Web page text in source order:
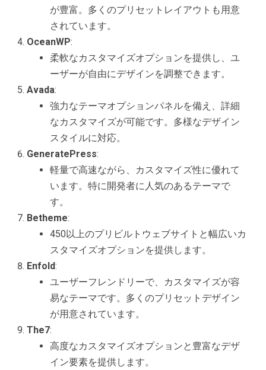
が豊富。多くのプリセットレイアウトも用意
されています。
OceanWP:
柔軟なカスタマイズオプションを提供し、ユ
ーザーが自由にデザインを調整できます。
Avada:
強力なテーマオプションパネルを備え、詳細
なカスタマイズが可能です。多様なデザイン
スタイルに対応。
GeneratePress:
軽量で高速ながら、カスタマイズ性に優れて
います。特に開発者に人気のあるテーマで
す。
Betheme:
450以上のプリビルトウェブサイトと幅広いカ
スタマイズオプションを提供します。
Enfold:
ユーザーフレンドリーで、カスタマイズが容
易なテーマです。多くのプリセットデザイン
が用意されています。
The7:
高度なカスタマイズオプションと豊富なデザ
イン要素を提供します。